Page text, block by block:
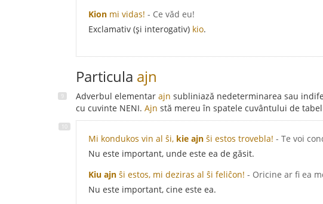
Kion mi vidas! - Ce văd eu!
Exclamativ (și interogativ) kio.
Particula ajn
Adverbul elementar ajn subliniază nedeterminarea sau
cu cuvinte NENI. Ajn stă mereu în spatele cuvântului de
Mi kondukos vin al ŝi, kie ajn ŝi estos trovebla! - Te voi
Nu este important, unde este ea de găsit.
Kiu ajn ŝi estos, mi deziras al ŝi feliĉon! - Oricine ar fi ea
Nu este important, cine este ea.